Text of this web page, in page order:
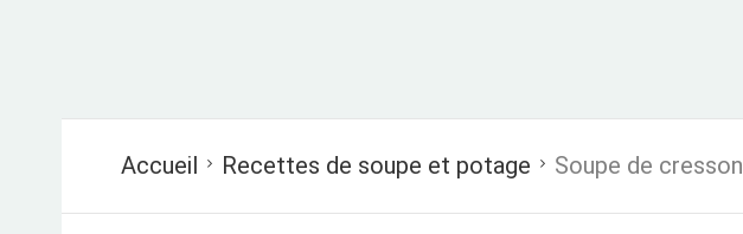
Accueil Recettes de soupe et potage Soupe de cresson